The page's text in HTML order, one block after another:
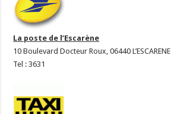
La poste de l’Escarène
10 Boulevard Docteur Roux, 06440 L’ESCARENE
Tel : 3631